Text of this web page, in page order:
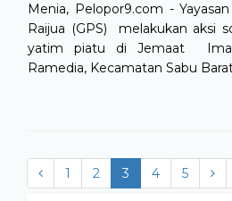
Menia, Pelopor9.com -
Raijua (GPS) melakukan aksi
yatim piatu di Jemaat
Ramedia, Kecamatan Sabu
1 2 3 (current)
4 5